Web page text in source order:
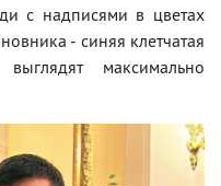
с надписями в цветах
- синяя клетчатая
максимально